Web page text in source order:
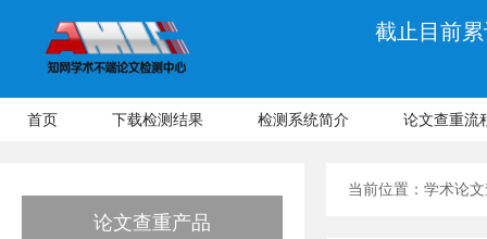
截止目前
首页 下载检测结果 检测系统简介 论文查重流
论文查重产品
当前位置： 学术论